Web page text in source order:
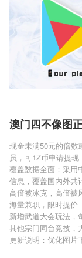
澳门四不像图
现金未满50元的倍数
员，可1Z币申请提
覆盖数据全面：采用
信息，覆盖国内外共
高倍被冰克，高倍被
海量兼职，限时提价
新增武道大会玩法，
其他宗门同台竞技，
更新说明：优化图片